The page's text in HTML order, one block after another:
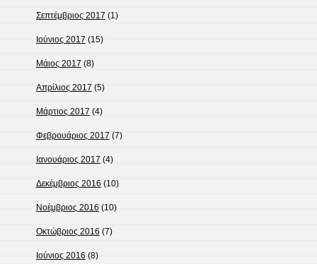
Σεπτέμβριος 2017 (1)
Ιούνιος 2017 (15)
Μάιος 2017 (8)
Απρίλιος 2017 (5)
Μάρτιος 2017 (4)
Φεβρουάριος 2017 (7)
Ιανουάριος 2017 (4)
Δεκέμβριος 2016 (10)
Νοέμβριος 2016 (10)
Οκτώβριος 2016 (7)
Ιούνιος 2016(8)